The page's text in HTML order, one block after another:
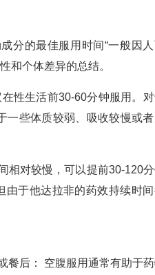
分的最佳服用时间“一般因
和个体差异的总结。
性生活前30-60分钟服用。
一些体质较弱、吸收较慢或
相对较慢，可以提前30-120
由于他达拉非的药效持续时
餐后： 空腹服用通常有助于